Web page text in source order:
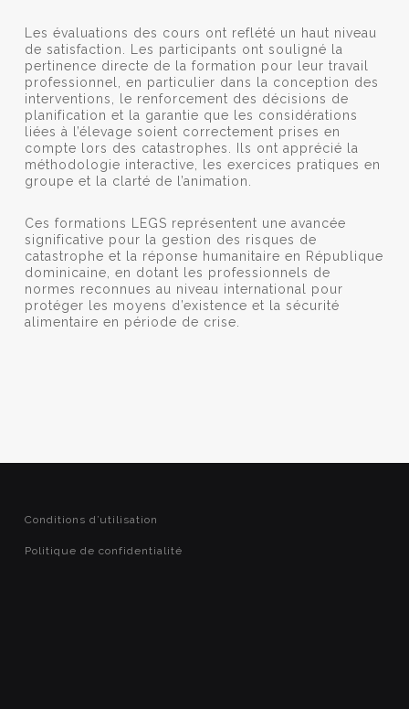
Les évaluations des cours ont reflété un haut niveau
de satisfaction. Les participants ont souligné la
pertinence directe de la formation pour leur travail
professionnel, en particulier dans la conception des
interventions, le renforcement des décisions de
planification et la garantie que les considérations
liées à l’élevage soient correctement prises en
compte lors des catastrophes. Ils ont apprécié la
méthodologie interactive, les exercices pratiques en
groupe et la clarté de l’animation.
Ces formations LEGS représentent une avancée
significative pour la gestion des risques de
catastrophe et la réponse humanitaire en République
dominicaine, en dotant les professionnels de
normes reconnues au niveau international pour
protéger les moyens d’existence et la sécurité
alimentaire en période de crise.
Conditions d’utilisation
Politique de confidentialité